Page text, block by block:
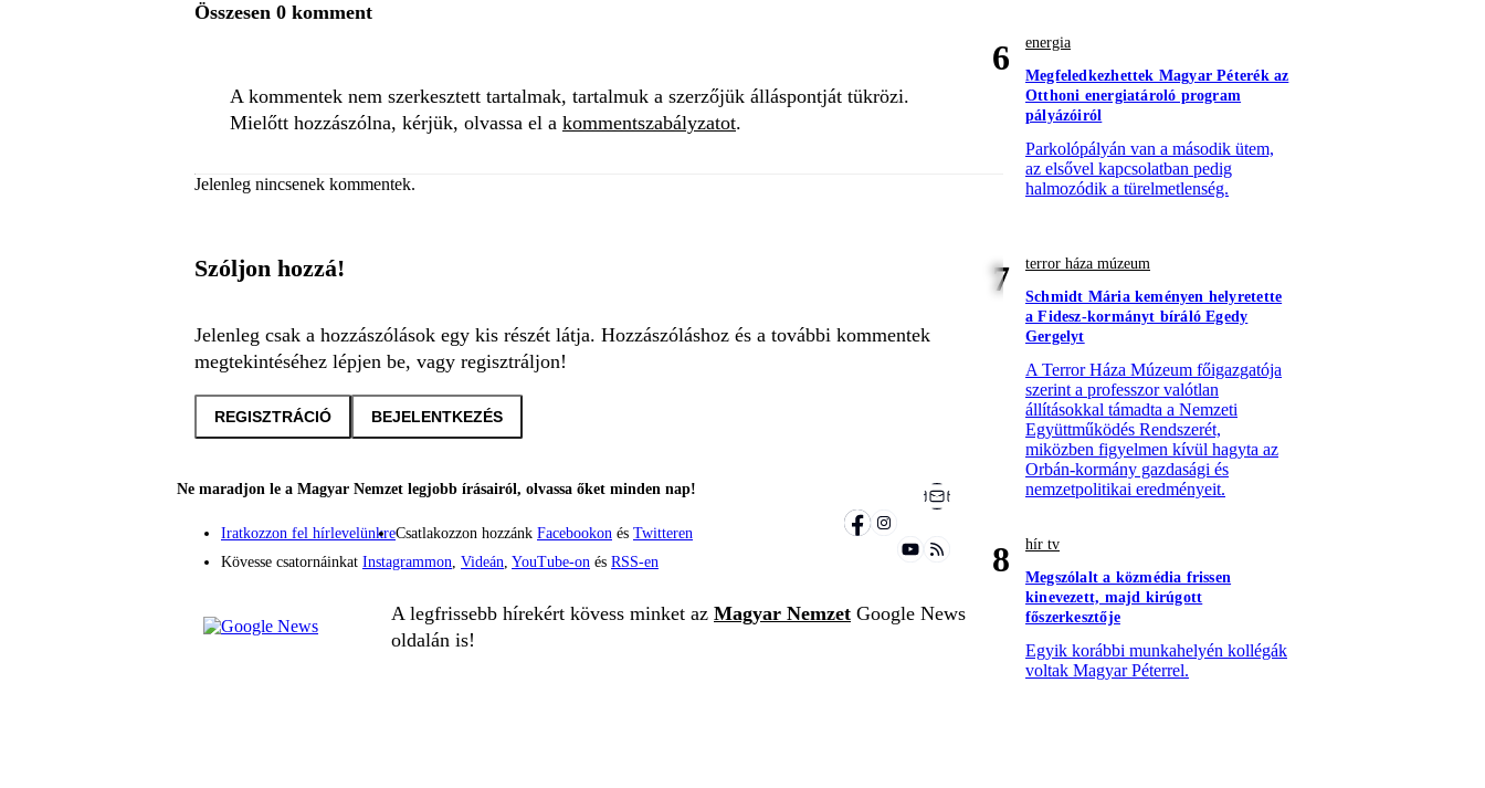
Összesen 0 komment
A kommentek nem szerkesztett tartalmak, tartalmuk a szerzőjük álláspontját tükrözi.
Mielőtt hozzászólna, kérjük, olvassa el a kommentszabályzatot.
Jelenleg nincsenek kommentek.
Szóljon hozzá!
Jelenleg csak a hozzászólások egy kis részét látja. Hozzászóláshoz és a további kommentek
megtekintéséhez lépjen be, vagy regisztráljon!
REGISZTRÁCIÓ BEJELENTKEZÉS
Ne maradjon le a Magyar Nemzet legjobb írásairól, olvassa őket minden nap!
Iratkozzon fel hírlevelünkreCsatlakozzon hozzánk Facebookon és Twitteren
Kövesse csatornáinkat Instagrammon, Videán, YouTube-on és RSS-en
A legfrissebb hírekért kövess minket az Magyar Nemzet Google News
oldalán is!
6
energia
Megfeledkezhettek Magyar Péterék az
Otthoni energiatároló program
pályázóiról
Parkolópályán van a második ütem,
az elsővel kapcsolatban pedig
halmozódik a türelmetlenség.
7
terror háza múzeum
Schmidt Mária keményen helyretette
a Fidesz-kormányt bíráló Egedy
Gergelyt
A Terror Háza Múzeum főigazgatója
szerint a professzor valótlan
állításokkal támadta a Nemzeti
Együttműködés Rendszerét,
miközben figyelmen kívül hagyta az
Orbán-kormány gazdasági és
nemzetpolitikai eredményeit.
8
hír tv
Megszólalt a közmédia frissen
kinevezett, majd kirúgott
főszerkesztője
Egyik korábbi munkahelyén kollégák
voltak Magyar Péterrel.